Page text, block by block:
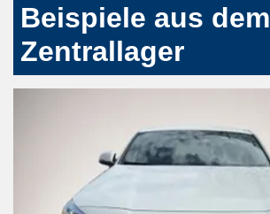
Beispiele aus dem
Zentrallager